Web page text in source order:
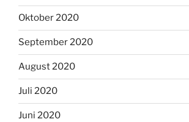
Oktober 2020
September 2020
August 2020
Juli 2020
Juni 2020